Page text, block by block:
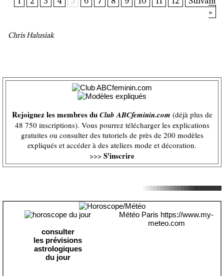
»
Chris Halusiak
Rejoignez les membres duClub ABCfeminin.com (déjà plus de
48 750 inscriptions). Vous pourrez télécharger les explications
gratuites ou consulter des tutoriels de près de 200 modèles
expliqués et accéder à des ateliers mode et décoration.
>>> S'inscrire
consulter
les prévisions
astrologiques
du jour
Météo Paris https://www.my-
meteo.com